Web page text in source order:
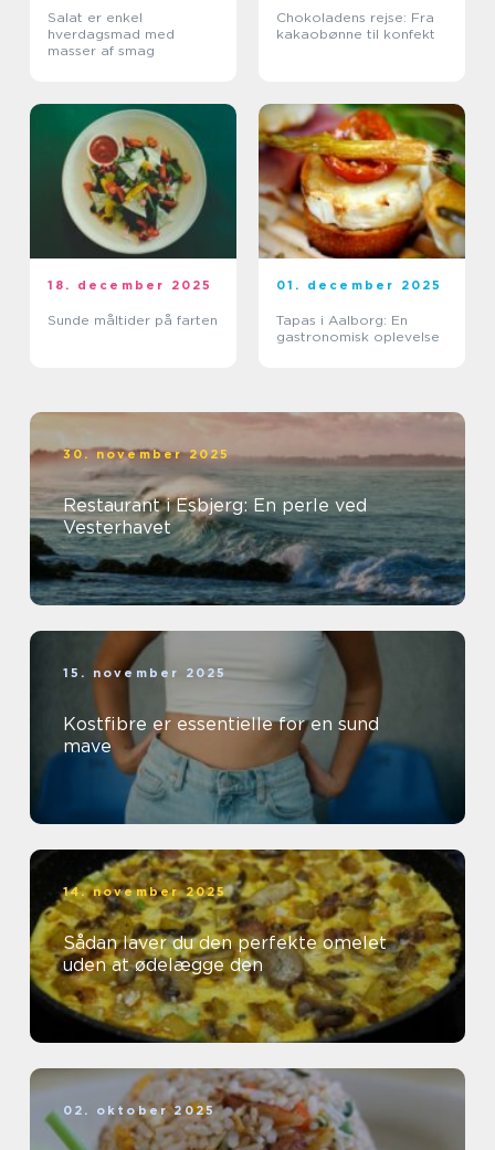
Salat er enkel
hverdagsmad med
masser af smag
Chokoladens rejse: Fra
kakaobønne til konfekt
18. december 2025
Sunde måltider på farten
01. december 2025
Tapas i Aalborg: En
gastronomisk oplevelse
30. november 2025
Restaurant i Esbjerg: En perle ved
Vesterhavet
15. november 2025
Kostfibre er essentielle for en sund
mave
14. november 2025
Sådan laver du den perfekte omelet
uden at ødelægge den
02. oktober 2025